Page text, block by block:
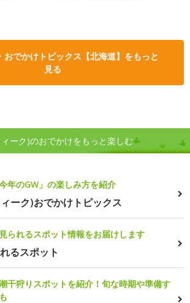
おでかけトピックス【北海道】をもっと
見る
ーク)のおでかけをもっと楽しむ
年のGW」の楽しみ方を紹介
ーク)おでかけトピックス
られるスポット情報をお届けします
るスポット
干狩りスポットを紹介！旬な時期や準備す